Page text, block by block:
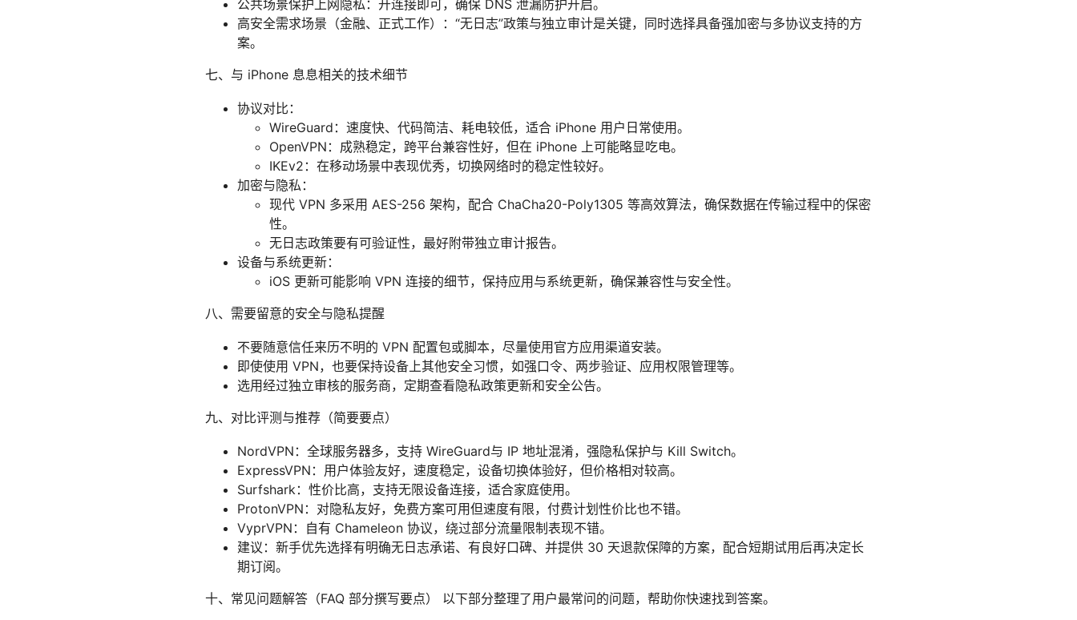
公共场景保护上网隐私：开连接即可，确保 DNS 泄漏防护开启。
高安全需求场景（金融、正式工作）：“无日志”政策与独立审计是关键，同时选择具备强加密与多协议支持的方
案。
七、与 iPhone 息息相关的技术细节
协议对比：
WireGuard：速度快、代码简洁、耗电较低，适合 iPhone 用户日常使用。
OpenVPN：成熟稳定，跨平台兼容性好，但在 iPhone 上可能略显吃电。
IKEv2：在移动场景中表现优秀，切换网络时的稳定性较好。
加密与隐私：
现代 VPN 多采用 AES-256 架构，配合 ChaCha20-Poly1305 等高效算法，确保数据在传输过程中的保密
性。
无日志政策要有可验证性，最好附带独立审计报告。
设备与系统更新：
iOS 更新可能影响 VPN 连接的细节，保持应用与系统更新，确保兼容性与安全性。
八、需要留意的安全与隐私提醒
不要随意信任来历不明的 VPN 配置包或脚本，尽量使用官方应用渠道安装。
即使使用 VPN，也要保持设备上其他安全习惯，如强口令、两步验证、应用权限管理等。
选用经过独立审核的服务商，定期查看隐私政策更新和安全公告。
九、对比评测与推荐（简要要点）
NordVPN：全球服务器多，支持 WireGuard与 IP 地址混淆，强隐私保护与 Kill Switch。
ExpressVPN：用户体验友好，速度稳定，设备切换体验好，但价格相对较高。
Surfshark：性价比高，支持无限设备连接，适合家庭使用。
ProtonVPN：对隐私友好，免费方案可用但速度有限，付费计划性价比也不错。
VyprVPN：自有 Chameleon 协议，绕过部分流量限制表现不错。
建议：新手优先选择有明确无日志承诺、有良好口碑、并提供 30 天退款保障的方案，配合短期试用后再决定长
期订阅。
十、常见问题解答（FAQ 部分撰写要点） 以下部分整理了用户最常问的问题，帮助你快速找到答案。